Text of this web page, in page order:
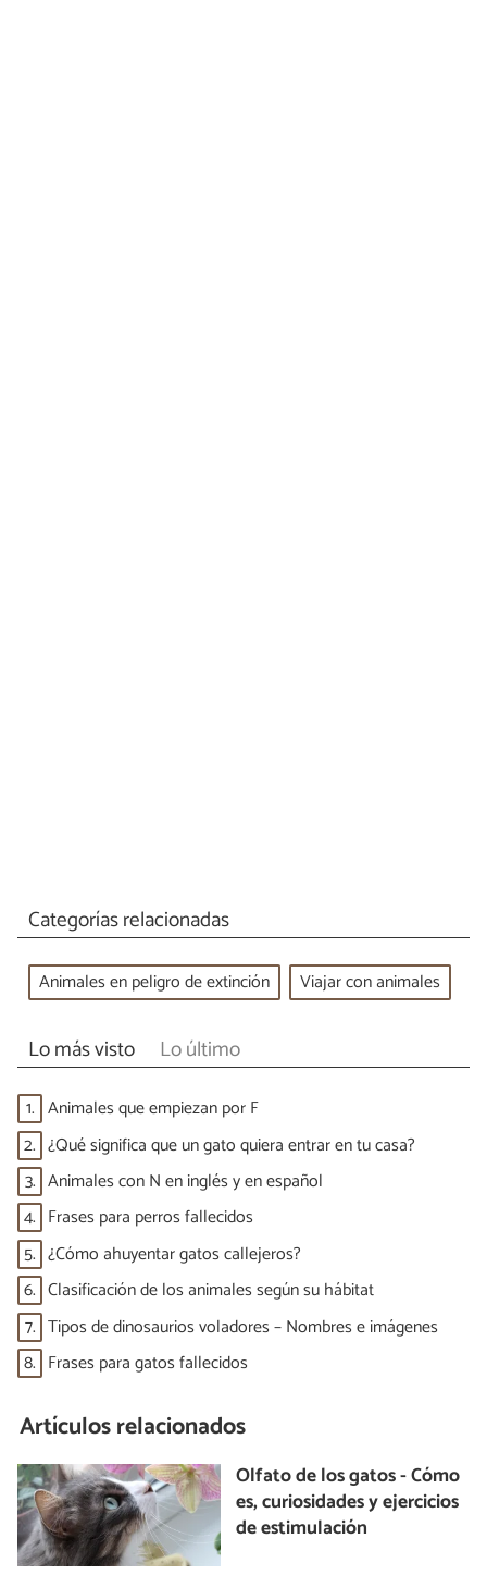
Categorías relacionadas
Animales en peligro de extinción Viajar con animales
Lo más visto Lo último
1. Animales que empiezan por F
2. ¿Qué significa que un gato quiera entrar en tu casa?
3. Animales con N en inglés y en español
4. Frases para perros fallecidos
5. ¿Cómo ahuyentar gatos callejeros?
6. Clasificación de los animales según su hábitat
7. Tipos de dinosaurios voladores – Nombres e imágenes
8. Frases para gatos fallecidos
Artículos relacionados
Olfato de los gatos - Cómo
es, curiosidades y ejercicios
de estimulación